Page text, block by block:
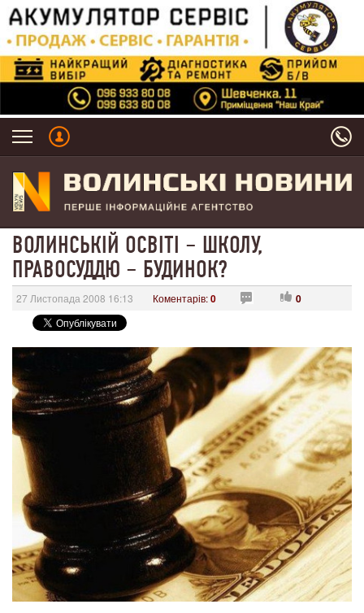
ВОЛИНСЬКІЙ ОСВІТІ – ШКОЛУ,
ПРАВОСУДДЮ – БУДИНОК?
27 Листопада 2008 16:13 Коментарів:0 0